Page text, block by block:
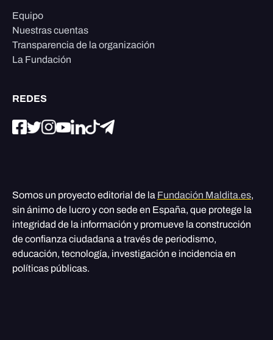
Equipo
Nuestras cuentas
Transparencia de la organización
La Fundación
REDES
Somos un proyecto editorial de la Fundación Maldita.es,
sin ánimo de lucro y con sede en España, que protege la
integridad de la información y promueve la construcción
de confianza ciudadana a través de periodismo,
educación, tecnología, investigación e incidencia en
políticas públicas.